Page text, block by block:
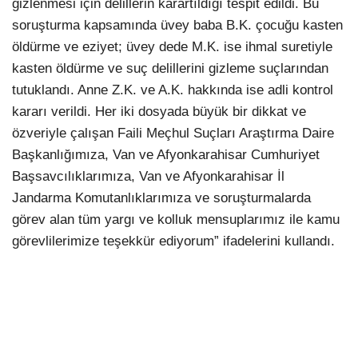
gizlenmesi için delillerin karartıldığı tespit edildi. Bu
soruşturma kapsamında üvey baba B.K. çocuğu kasten
öldürme ve eziyet; üvey dede M.K. ise ihmal suretiyle
kasten öldürme ve suç delillerini gizleme suçlarından
tutuklandı. Anne Z.K. ve A.K. hakkında ise adli kontrol
kararı verildi. Her iki dosyada büyük bir dikkat ve
özveriyle çalışan Faili Meçhul Suçları Araştırma Daire
Başkanlığımıza, Van ve Afyonkarahisar Cumhuriyet
Başsavcılıklarımıza, Van ve Afyonkarahisar İl
Jandarma Komutanlıklarımıza ve soruşturmalarda
görev alan tüm yargı ve kolluk mensuplarımız ile kamu
görevlilerimize teşekkür ediyorum” ifadelerini kullandı.